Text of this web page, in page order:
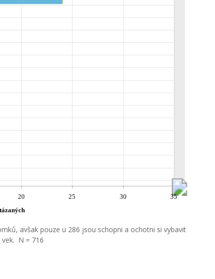
20 25 30
35
avšak pouze u 286 jsou schopni a ochotni si vybavit
N = 716